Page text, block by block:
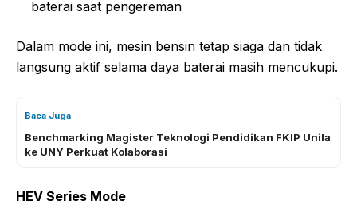
baterai saat pengereman
Dalam mode ini, mesin bensin tetap siaga dan tidak
langsung aktif selama daya baterai masih mencukupi.
Baca Juga
Benchmarking Magister Teknologi Pendidikan FKIP Unila
ke UNY Perkuat Kolaborasi
HEV Series Mode